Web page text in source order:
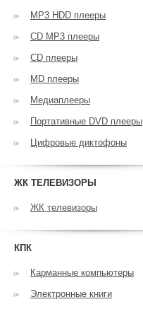
MP3 HDD плееры
CD MP3 плееры
CD плееры
MD плееры
Медиаплееры
Портативные DVD плееры
Цифровые диктофоны
ЖК ТЕЛЕВИЗОРЫ
ЖК телевизоры
КПК
Карманные компьютеры
Электронные книги